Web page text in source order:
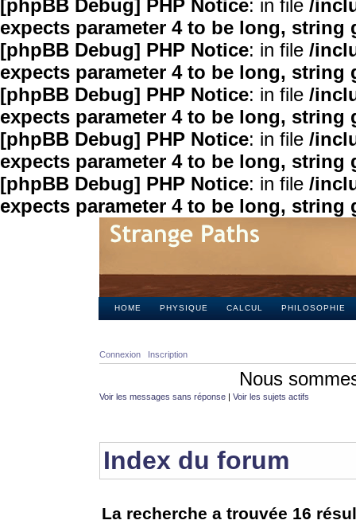
[phpBB Debug] PHP Notice: in file /
expects parameter 4 to be long, string
[phpBB Debug] PHP Notice: in file /
expects parameter 4 to be long, string
[phpBB Debug] PHP Notice: in file /
expects parameter 4 to be long, string
[phpBB Debug] PHP Notice: in file /
expects parameter 4 to be long, string
[phpBB Debug] PHP Notice: in file /
expects parameter 4 to be long, string
HOME PHYSIQUE CALCUL PHILOSOPHIE
Connexion Inscription
Nous
Voir les messages sans réponse | Voir les sujets actifs
Index du forum
La recherche a trouvée 16